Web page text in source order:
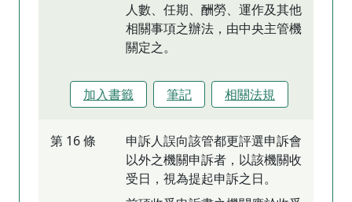
人數、任期、酬勞、運作及其他
相關事項之辦法，由中央主管機
關定之。
加入書籤 筆記 相關法規
第 16 條
申訴人誤向該管都更評選申訴會
以外之機關申訴者，以該機關收
受日，視為提起申訴之日。